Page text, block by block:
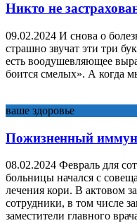
Никто не
09.02.2024 И снова о
страшно звучат эти три
есть воодушевляющее
боится смелых». А когда
ваше здоровье
Пожизненный
08.02.2024 Февраль для
больницы начался с
лечения кори. В актовом
сотрудники, в том числе
заместители главного